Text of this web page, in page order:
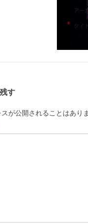
す
が公開されることはあり